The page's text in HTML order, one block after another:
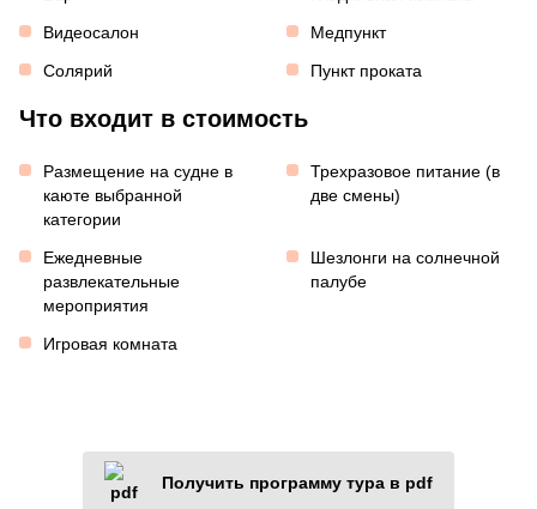
Видеосалон
Медпункт
Солярий
Пункт проката
Что входит в стоимость
Размещение на судне в
каюте выбранной
категории
Трехразовое питание (в
две смены)
Ежедневные
развлекательные
мероприятия
Шезлонги на солнечной
палубе
Игровая комната
Получить программу тура в pdf